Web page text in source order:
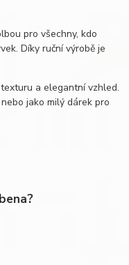
pro všechny, kdo
Díky ruční výrobě je
a elegantní vzhled.
jako milý dárek pro